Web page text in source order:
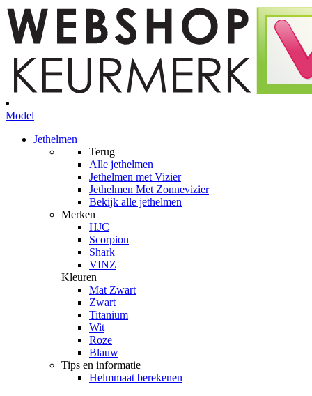
Model
Jethelmen
Terug
Alle jethelmen
Jethelmen met Vizier
Jethelmen Met Zonnevizier
Bekijk alle jethelmen
Merken
HJC
Scorpion
Shark
VINZ
Kleuren
Mat Zwart
Zwart
Titanium
Wit
Roze
Blauw
Tips en informatie
Helmmaat berekenen